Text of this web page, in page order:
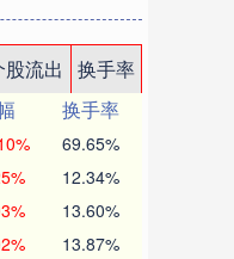
股流出
换手率
换手率
69.65%
12.34%
13.60%
13.87%